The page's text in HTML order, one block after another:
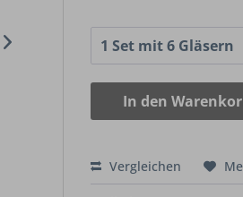
In den
Vergleichen